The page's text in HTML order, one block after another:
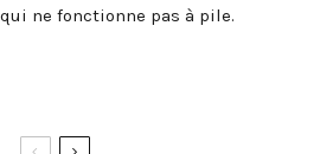
ne fonctionne pas à pile.